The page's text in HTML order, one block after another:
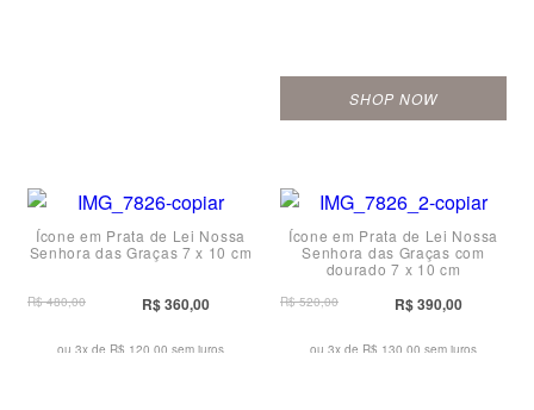
SHOP NOW
Ícone em Prata de Lei Nossa
Senhora das Graças 7 x 10 cm
R$ 480,00 R$ 360,00
ou 3x de R$ 120,00 sem juros
Ícone em Prata de Lei Nossa
Senhora das Graças com
dourado 7 x 10 cm
R$ 520,00 R$ 390,00
ou 3x de R$ 130,00 sem juros